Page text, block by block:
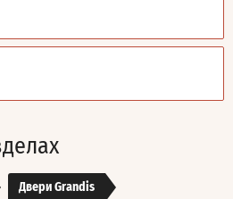
Двери Grandis